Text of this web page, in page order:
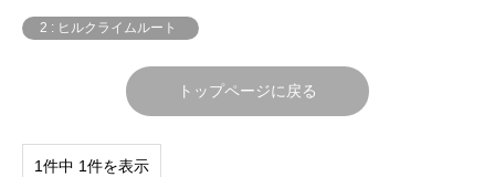
2 : ヒルクライムルート
トップページに戻る
1件中 1件を表示